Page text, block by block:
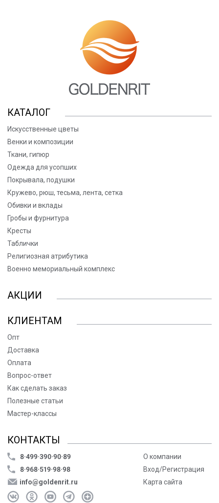
КАТАЛОГ
Искусственные цветы
Венки и композиции
Ткани, гипюр
Одежда для усопших
Покрывала, подушки
Кружево, рюш, тесьма, лента, сетка
Обивки и вклады
Гробы и фурнитура
Кресты
Таблички
Религиозная атрибутика
Военно мемориальный комплекс
АКЦИИ
КЛИЕНТАМ
Опт
Доставка
Оплата
Вопрос-ответ
Как сделать заказ
Полезные статьи
Мастер-классы
КОНТАКТЫ
8·499·390·90·89
8·968·519·98·98
info@goldenrit.ru
О компании
Вход/Регистрация
Карта сайта